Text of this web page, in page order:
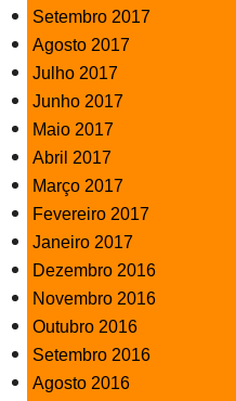
Setembro 2017
Agosto 2017
Julho 2017
Junho 2017
Maio 2017
Abril 2017
Março 2017
Fevereiro 2017
Janeiro 2017
Dezembro 2016
Novembro 2016
Outubro 2016
Setembro 2016
Agosto 2016